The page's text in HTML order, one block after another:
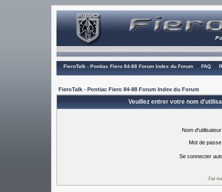
FieroTalk - Pontiac Fiero 84-88 Forum Index du Forum FAQ
FieroTalk - Pontiac Fiero 84-88 Forum Index du Forum
Veuillez entrer votre nom
Nom
Mot de
Se connecter
J'ai